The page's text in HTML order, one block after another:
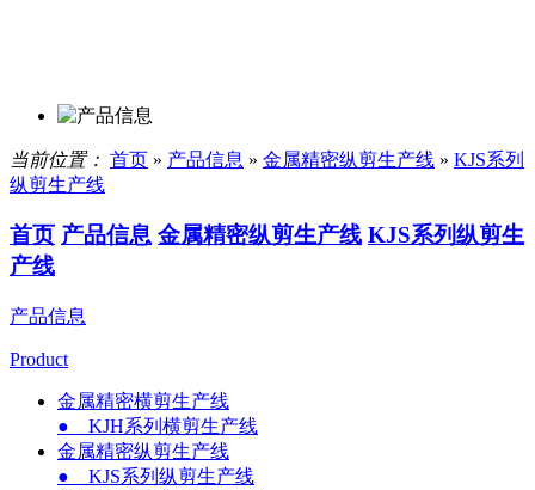
当前位置： 首页 » 产品信息 » 金属精密纵剪生产线 » KJS系列
纵剪生产线
首页 产品信息 金属精密纵剪生产线 KJS系列纵剪生
产线
产品信息
Product
金属精密横剪生产线
● KJH系列横剪生产线
金属精密纵剪生产线
● KJS系列纵剪生产线